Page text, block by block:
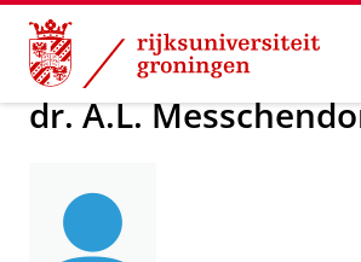
Skip
Content
Skip
Navigation
Over ons dr. A.L.
dr. A.L.